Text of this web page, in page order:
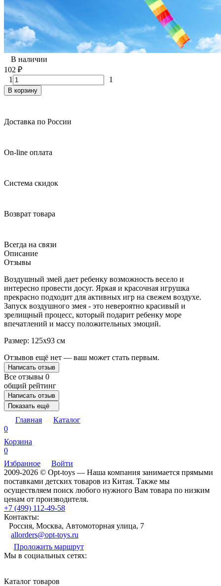
В наличии
102 ₽
1
1
В корзину
Доставка по России
On-line оплата
Система скидок
Возврат товара
Всегда на связи
Описание
Отзывы
Воздушный змей дает ребенку возможность весело и
интересно провести досуг. Яркая и красочная игрушка
прекрасно подходит для активных игр на свежем воздухе.
Запуск воздушного змея - это невероятно красивый и
зрелищный процесс, который подарит ребенку море
впечатлений и массу положительных эмоций.
Размер: 125х93 см
Отзывов ещё нет — ваш может стать первым.
Написать отзыв
Все отзывы 0
общий рейтинг
Написать отзыв
Показать ещё
Главная
Каталог
0
Корзина
0
Избранное
Войти
2009-2026 © Opt-toys — Наша компания занимается прямыми
поставками детских товаров из Китая. Также мы
осуществляем поиск любого нужного Вам товара по низким
ценам от производителя.
+7 (499) 112-49-58
Контакты:
Россия, Москва, Автомоторная улица, 7
allorders@opt-toys.ru
Проложить маршрут
Мы в социальных сетях:
Каталог товаров